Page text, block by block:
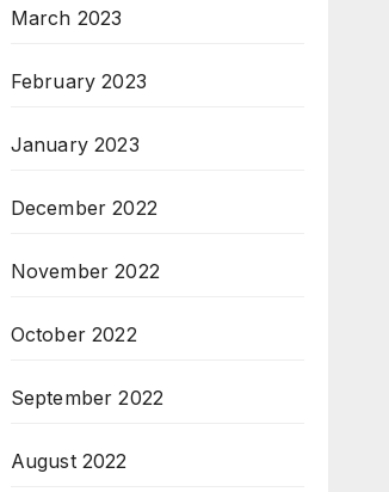
March 2023
February 2023
January 2023
December 2022
November 2022
October 2022
September 2022
August 2022